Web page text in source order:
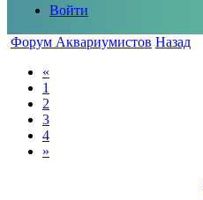
Войти
Форум Аквариумистов Назад
«
1
2
3
4
»